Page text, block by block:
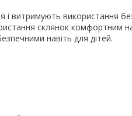
і витримують використання
склянок комфортним
навіть для дітей.